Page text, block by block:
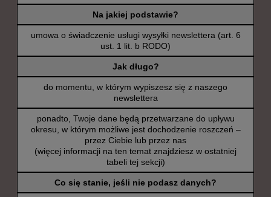
Na jakiej podstawie?
umowa o świadczenie usługi wysyłki newslettera (art. 6
ust. 1 lit. b RODO)
Jak długo?
do momentu, w którym wypiszesz się z naszego
newslettera
ponadto, Twoje dane będą przetwarzane do upływu
okresu, w którym możliwe jest dochodzenie roszczeń –
przez Ciebie lub przez nas
(więcej informacji na ten temat znajdziesz w ostatniej
tabeli tej sekcji)
Co się stanie, jeśli nie podasz danych?